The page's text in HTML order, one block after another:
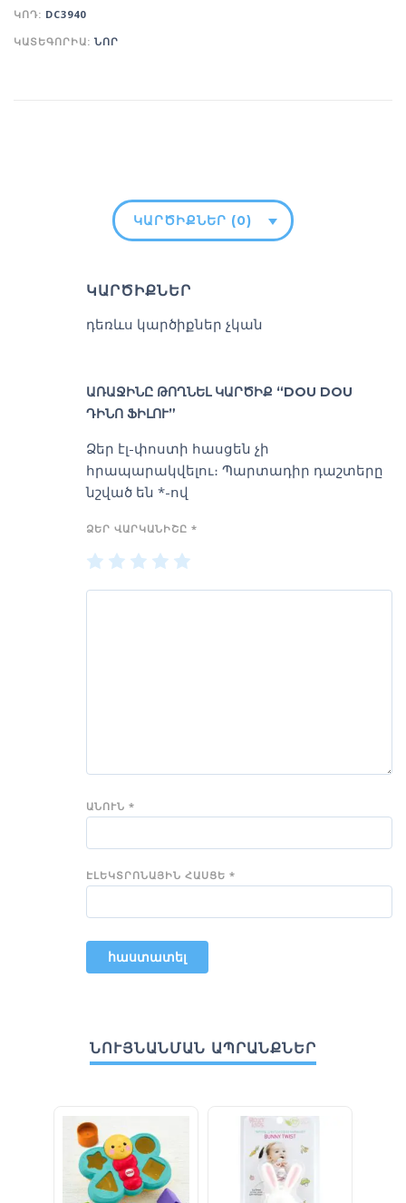
ԿՈԴ: DC3940
ԿԱՏԵԳՈՐԻԱ: ՆՈՐ
ԿԱՐԾԻՔՆԵՐ (0)
ԿԱՐԾԻՔՆԵՐ
դեռևս կարծիքներ չկան
ԱՌԱՋԻՆԸ ԹՈՂՆԵԼ ԿԱՐԾԻՔ “DOU DOU
ԴԻՆՈ ՖԻԼՈՒ”
Ձեր էլ-փոստի հասցեն չի
հրապարակվելու։ Պարտադիր դաշտերը
նշված են *-ով
ՁԵՐ ՎԱՐԿԱՆԻՇԸ *
1
of
2
of
3
of
4
of of
ԱՆՈՒՆ *
ԷԼԵԿՏՐՈՆԱՅԻՆ ՀԱՍՑԵ *
ՆՈՒՅՆԱՆՄԱՆ ԱՊՐԱՆՔՆԵՐ